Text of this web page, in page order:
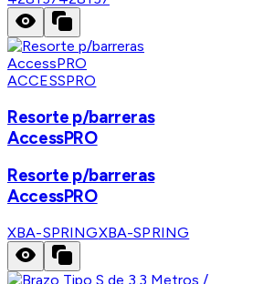
ACCESSPRO
Resorte p/barreras
AccessPRO
Resorte p/barreras
AccessPRO
XBA-SPRINGXBA-SPRING